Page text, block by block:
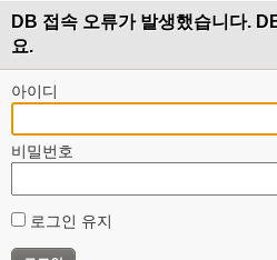
DB 접속 오류가 발생했습니다.
요.
아이디
비밀번호
로그인 유지